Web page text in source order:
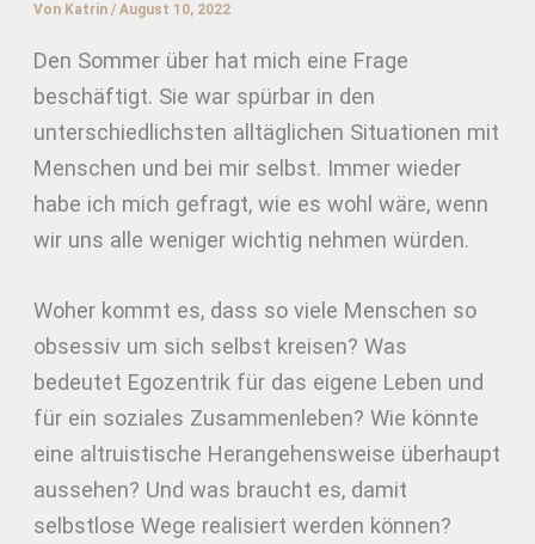
Von Katrin/August 10, 2022
Den Sommer über hat mich eine Frage
beschäftigt. Sie war spürbar in den
unterschiedlichsten alltäglichen Situationen mit
Menschen und bei mir selbst. Immer wieder
habe ich mich gefragt, wie es wohl wäre, wenn
wir uns alle weniger wichtig nehmen würden.
Woher kommt es, dass so viele Menschen so
obsessiv um sich selbst kreisen? Was
bedeutet Egozentrik für das eigene Leben und
für ein soziales Zusammenleben? Wie könnte
eine altruistische Herangehensweise überhaupt
aussehen? Und was braucht es, damit
selbstlose Wege realisiert werden können?